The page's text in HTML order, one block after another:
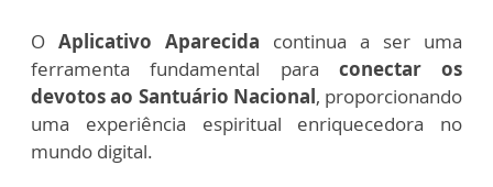
O Aplicativo Aparecida continua a ser uma
ferramenta fundamental para conectar os
devotos ao Santuário Nacional, proporcionando
uma experiência espiritual enriquecedora no
mundo digital.